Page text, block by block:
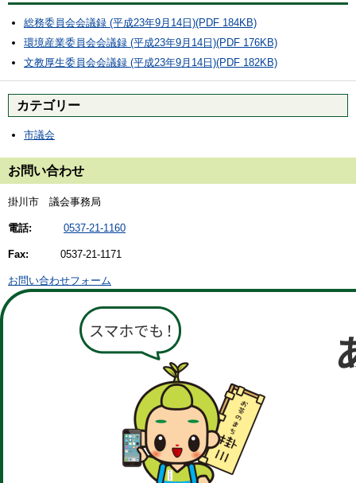
総務委員会会議録 (平成23年9月14日)(PDF 184KB)
環境産業委員会会議録 (平成23年9月14日)(PDF 176KB)
文教厚生委員会会議録 (平成23年9月14日)(PDF 182KB)
カテゴリー
市議会
お問い合わせ
掛川市 議会事務局
電話: 0537-21-1160
Fax: 0537-21-1171
お問い合わせフォーム